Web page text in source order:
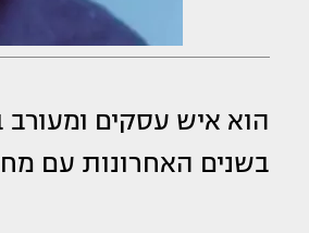
הוא איש עסקים
בשנים האחרונות עם